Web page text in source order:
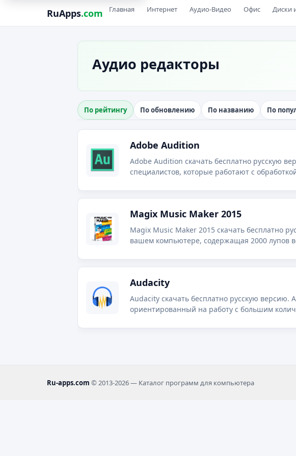
RuApps.com Главная Интернет Аудио-Видео Офис Диски
Аудио редакторы
По рейтингу По обновлению По названию По
Adobe Audition
Adobe Audition скачать бесплатно русскую
специалистов, которые работают с
Magix Music Maker 2015
Magix Music Maker 2015 скачать бесплатно
вашем компьютере, содержащая 2000 лупов
Audacity
Audacity скачать бесплатно русскую версию.
ориентированный на работу с большим
Ru-apps.com © 2013-2026 — Каталог программ для компьютера